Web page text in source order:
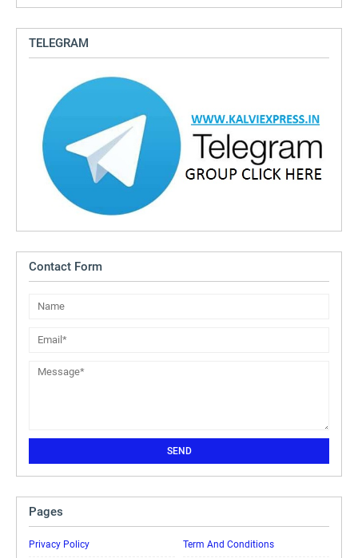
TELEGRAM
Contact Form
Pages
Privacy Policy Term And Conditions